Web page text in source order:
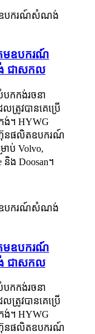
ែមឧបករណ៍
ជាសកល
កកង់រចនា
ត្រូវបានគេប្រើ
ង់។ HYWG
ហ៊ុនផលិតឧបករណ៍
ាប់ Volvo,
និង Doosan។
ែមឧបករណ៍
ជាសកល
កកង់រចនា
ត្រូវបានគេប្រើ
ង់។ HYWG
ហ៊ុនផលិតឧបករណ៍